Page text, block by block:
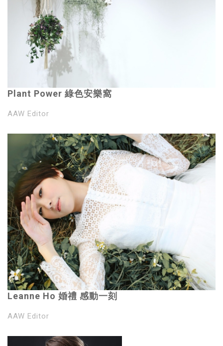
Plant Power 綠色安樂窩
AAW Editor
Leanne Ho 婚禮 感動一刻
AAW Editor